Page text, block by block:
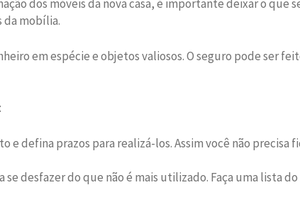
dos móveis da nova casa, é importante deixar o que
da mobília.
em espécie e objetos valiosos. O seguro pode ser
e defina prazos para realizá-los. Assim você não precisa
desfazer do que não é mais utilizado. Faça uma lista